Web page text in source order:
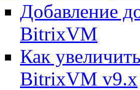
Добавление
BitrixVM
Как
BitrixVM v9.x